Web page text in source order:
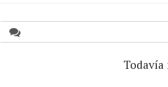
Todavía